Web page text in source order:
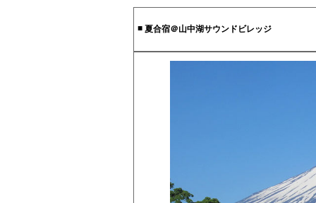
■ 夏合宿＠山中湖サウンドビレッジ